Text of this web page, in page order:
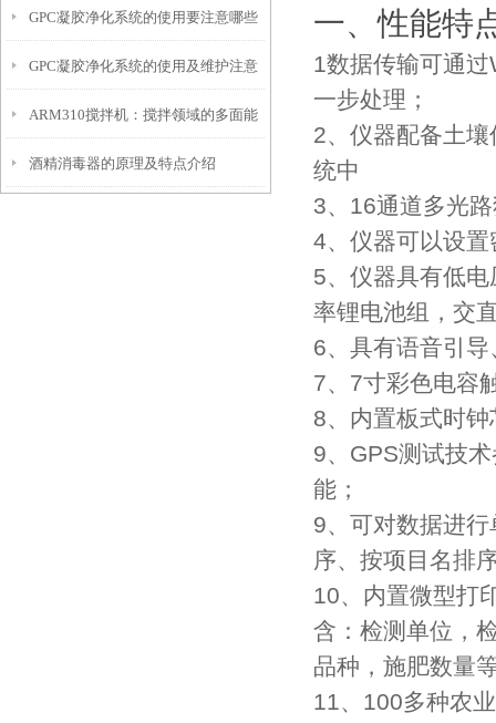
作原理
GPC凝胶净化系统的使用要注意哪些
操作？
GPC凝胶净化系统的使用及维护注意
事项
ARM310搅拌机：搅拌领域的多面能
手
酒精消毒器的原理及特点介绍
一、性能特
1数据传输可通
一步处理；
2、仪器配备土
统中
3、16通道多光
4、仪器可以设
5、仪器具有低
率锂电池组，交
6、具有语音引
7、7寸彩色电容
8、内置板式时
9、GPS测试技
能；
9、可对数据进
序、按项目名排
10、内置微型打
含：检测单位，
品种，施肥数量
11、100多种农